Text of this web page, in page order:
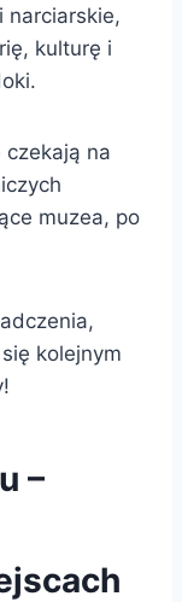
narciarskie,
kulturę i
na
muzea, po
kolejnym
–